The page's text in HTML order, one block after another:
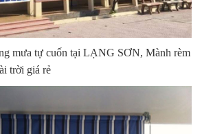
mưa tự cuốn tại LẠNG SƠN, Mành rèm
trời giá rẻ